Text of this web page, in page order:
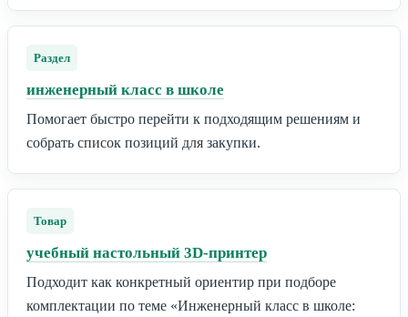
Раздел
инженерный класс в школе
Помогает быстро перейти к подходящим решениям и
собрать список позиций для закупки.
Товар
учебный настольный 3D-принтер
Подходит как конкретный ориентир при подборе
комплектации по теме «Инженерный класс в школе: